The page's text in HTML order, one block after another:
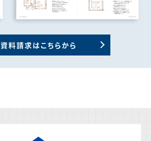
資料請求はこちらから